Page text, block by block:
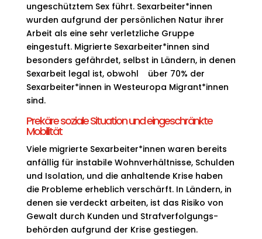
ungeschütztem Sex führt. Sexarbeiter*innen
wurden aufgrund der persönlichen Natur ihrer
Arbeit als eine sehr verletzliche Gruppe
eingestuft. Migrierte Sexarbeiter*innen sind
besonders gefährdet, selbst in Ländern, in denen
Sexarbeit legal ist, obwohl über 70% der
Sexarbeiter*innen in Westeuropa Migrant*innen
sind.
Prekäre soziale Situation und eingeschränkte
Mobilität
Viele migrierte Sexarbeiter*innen waren bereits
anfällig für instabile Wohnverhältnisse, Schulden
und Isolation, und die anhaltende Krise haben
die Probleme erheblich verschärft. In Ländern, in
denen sie verdeckt arbeiten, ist das Risiko von
Gewalt durch Kunden und Strafverfolgungs-
behörden aufgrund der Krise gestiegen.